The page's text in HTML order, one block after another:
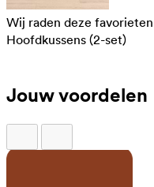
Wij raden deze
Hoofdkussens (2-set)
Jouw voordelen